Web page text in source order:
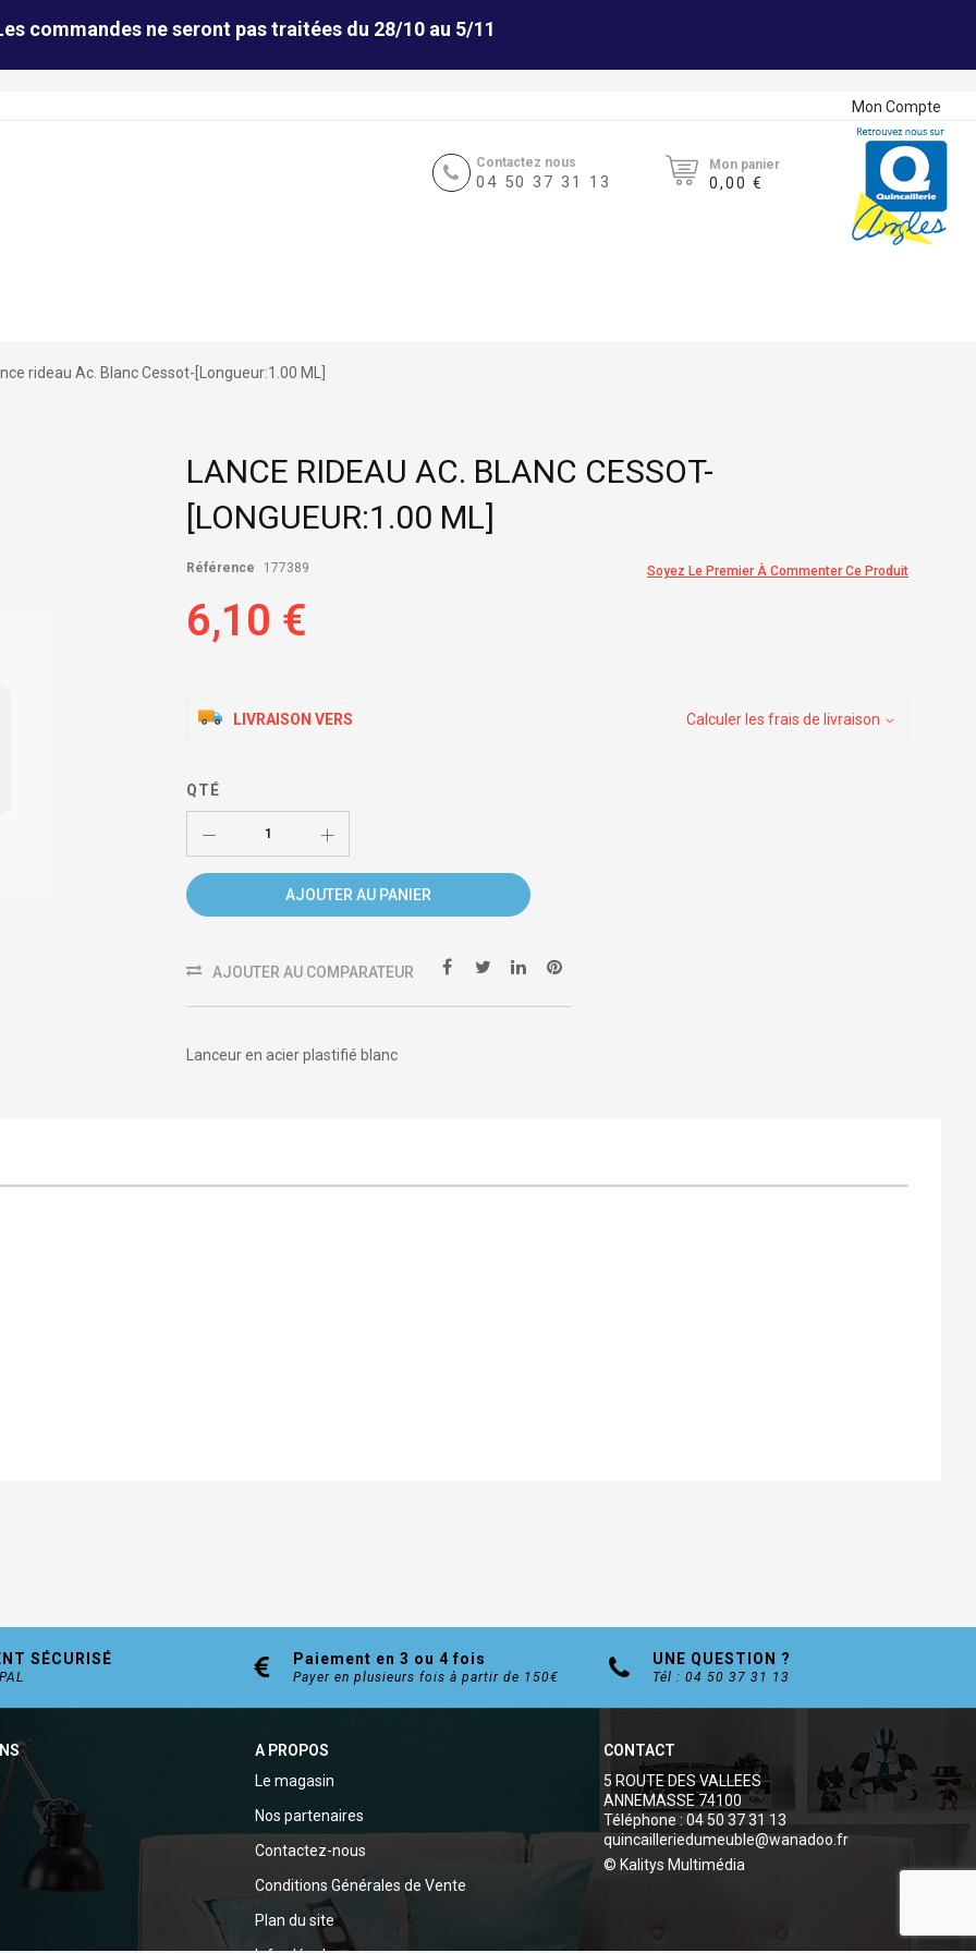
commandes ne seront pas traitées du 28/10 au 5/11
Mon Compte
Contactez nous
04 50 37 31 13
Mon panier
0,00 €
rideau Ac. Blanc Cessot-[Longueur:1.00 ML]
LANCE RIDEAU AC. BLANC CESSOT-
[LONGUEUR:1.00 ML]
Soyez Le Premier À Commenter Ce Produit
Référence 177389
6,10 €
LIVRAISON VERS Calculer les frais de livraison
QTÉ
AJOUTER AU PANIER
AJOUTER AU COMPARATEUR
Lanceur en acier plastifié blanc
SÉCURISÉ Paiement en 3 ou 4 fois
Payer en plusieurs fois à partir de 150€
UNE QUESTION ?
Tél : 04 50 37 31 13
A PROPOS
Le magasin
Nos partenaires
Contactez-nous
Conditions Générales de Vente
Plan du site
CONTACT
5 ROUTE DES VALLEES
ANNEMASSE 74100
Téléphone : 04 50 37 31 13
quincailleriedumeuble@wanadoo.fr
© Kalitys Multimédia